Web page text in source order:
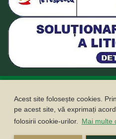
Acest site folosește cookies.
pe acest site, vă exprimați
folosirii cookie-urilor. Mai multe
Protecția datelor cu caracter
Politica cookie
Buletin
Campanii
ANPC
Sustenabilitate